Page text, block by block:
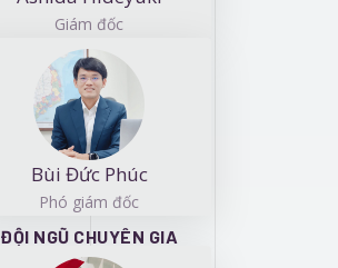
Giám đốc
Bùi Đức Phúc
Phó giám đốc
ĐỘI NGŨ CHUYÊN GIA